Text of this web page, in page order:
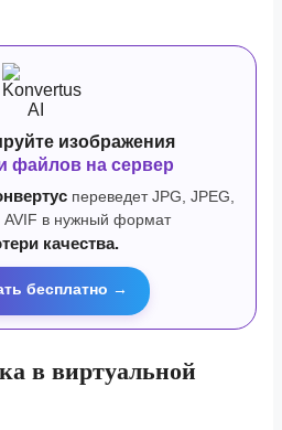
изображения
файлов на сервер
переведет JPG, JPEG,
AVIF в нужный формат
качества.
бесплатно →
в виртуальной